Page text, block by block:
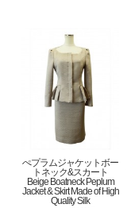
ぺプラムジャケットボー
トネック&スカート
Beige Boatneck Peplum
Jacket & Skirt Made of High
Quality Silk